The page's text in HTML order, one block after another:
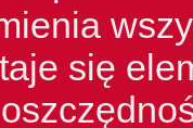
się